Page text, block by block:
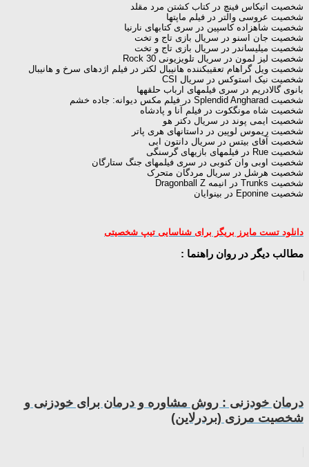
شخصیت اتیکاس فینچ در کتاب کشتن مرد مقلد
شخصیت عروسی والتر در فیلم ماپت‎ها
شخصیت شاهزاده کاسپین در سری کتاب‎های نارنیا
شخصیت جان اسنو در سریال بازی تاج و تخت
شخصیت میلیساندر در سریال بازی تاج و تخت
شخصیت لیز لمون در سریال تلویزیونی 30 Rock
شخصیت ویل گراهام تعقیب‎کننده هانیبال لکتر در فیلم اژدهای سرخ و هانیبال
شخصیت نیک استوکس در سریال CSI
بانوی گالادریم در سری فیلم‎های ارباب حلقه‎ها
شخصیت Splendid Angharad در فیلم مکس دیوانه: جاده خشم
شخصیت شاه مونگ‎کوت در فیلم آنا و پادشاه
شخصیت ایمی پوند در سریال دکتر هو
شخصیت ریموس لوپین در داستان‎های هری پاتر
شخصیت آقای بیتس در سریال دانتون ابی
شخصیت Rue در فیلم‎های بازی‎های گرسنگی
شخصیت اوبی وان کنوبی در سری فیلم‎های جنگ ستارگان
شخصیت هرشل در سریال مردگان متحرک
شخصیت Trunks در انیمه Dragonball Z
شخصیت Eponine در بینوایان
دانلود تست مایرز بریگز برای شناسایی تیپ شخصیتی
مطالب دیگر در روان راهنما :
درمان خودزنی : روش مشاوره و درمان برای خودزنی و
شخصیت مرزی (بردرلاین)